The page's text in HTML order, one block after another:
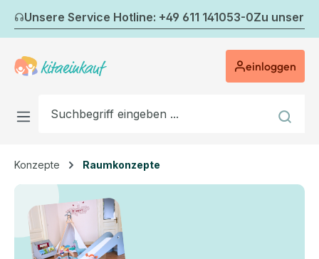
Zum Hauptinhalt springen
Unsere Service Hotline: +49 611 141053-0Zu
einloggen
Konzepte Raumkonzepte